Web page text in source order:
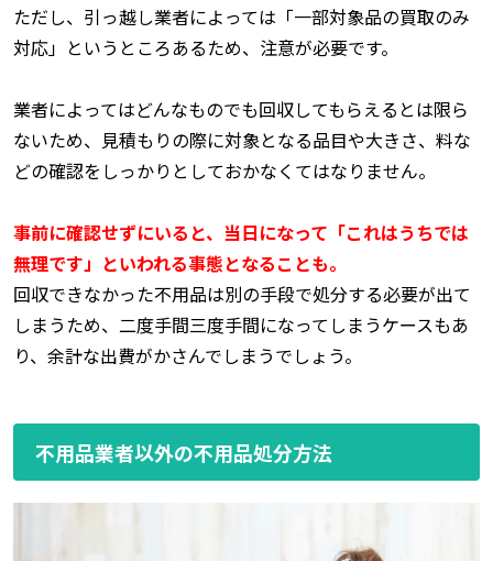
ただし、引っ越し業者によっては「一部対象品の買取のみ
対応」というところあるため、注意が必要です。
業者によってはどんなものでも回収してもらえるとは限ら
ないため、見積もりの際に対象となる品目や大きさ、料な
どの確認をしっかりとしておかなくてはなりません。
事前に確認せずにいると、当日になって「これはうちでは
無理です」といわれる事態となることも。
回収できなかった不用品は別の手段で処分する必要が出て
しまうため、二度手間三度手間になってしまうケースもあ
り、余計な出費がかさんでしまうでしょう。
不用品業者以外の不用品処分方法